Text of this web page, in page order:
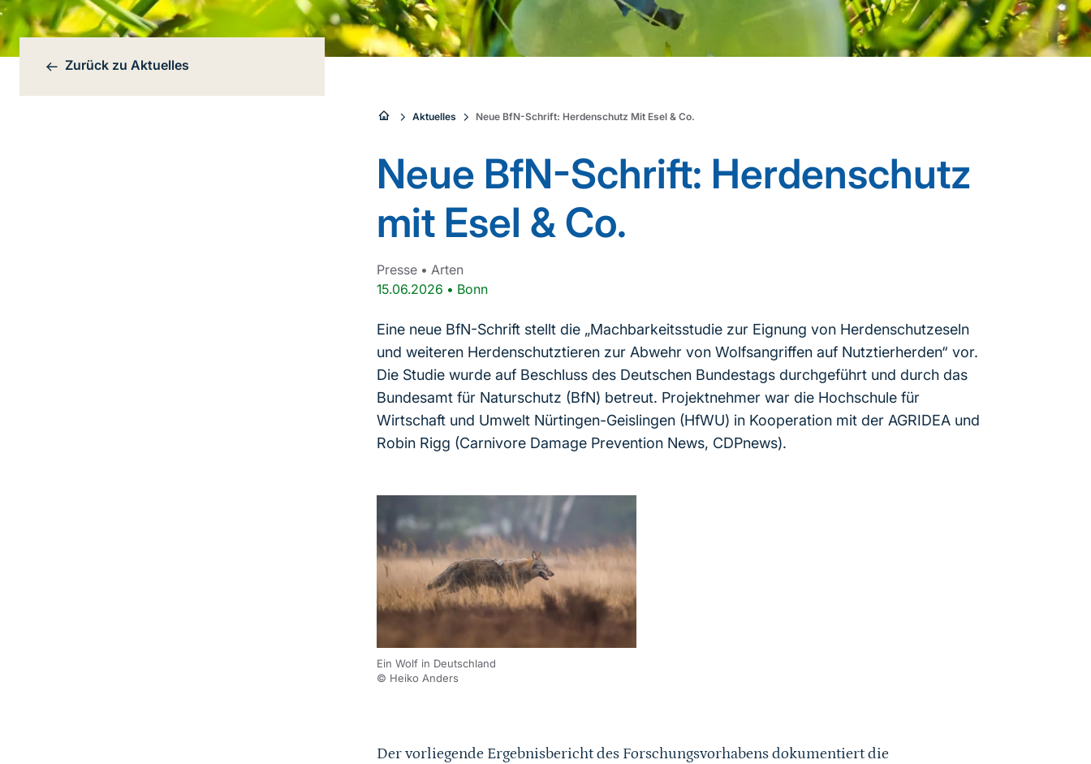
Bereichsnavigation
Zurück zu Aktuelles
Sie
sind
hier:
Aktuelles Neue BfN-Schrift: Herdenschutz Mit Esel & Co.
Neue BfN-Schrift: Herdenschutz
mit Esel & Co.
Presse • Arten
15.06.2026 • Bonn
Eine neue BfN-Schrift stellt die „Machbarkeitsstudie zur Eignung von Herdenschutzeseln
und weiteren Herdenschutztieren zur Abwehr von Wolfsangriffen auf Nutztierherden“ vor.
Die Studie wurde auf Beschluss des Deutschen Bundestags durchgeführt und durch das
Bundesamt für Naturschutz (BfN) betreut. Projektnehmer war die Hochschule für
Wirtschaft und Umwelt Nürtingen-Geislingen (HfWU) in Kooperation mit der AGRIDEA und
Robin Rigg (Carnivore Damage Prevention News, CDPnews).
Ein Wolf in Deutschland
© Heiko Anders
Der vorliegende Ergebnisbericht des Forschungsvorhabens dokumentiert die